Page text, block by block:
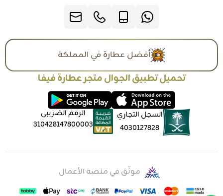
أفضل عطارة في المملكة
تحميل تطبيق الجوال متجر عطارة فيفا
السجل التجاري
4030127828
الرقم الضريبي
310428147800003
موثّق في منصة الأعمال